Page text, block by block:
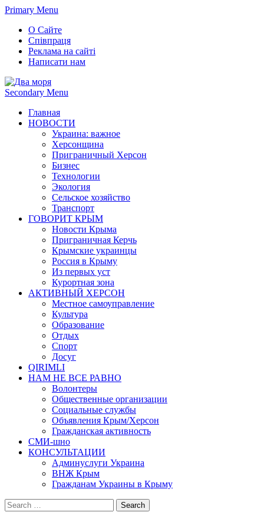
Primary Menu
О Сайте
Співпраця
Реклама на сайті
Написати нам
Secondary Menu
Главная
НОВОСТИ
Украина: важное
Херсонщина
Приграничный Херсон
Бизнес
Технологии
Экология
Сельское хозяйство
Транспорт
ГОВОРИТ КРЫМ
Новости Крыма
Приграничная Керчь
Крымские украинцы
Россия в Крыму
Из первых уст
Курортная зона
АКТИВНЫЙ ХЕРСОН
Местное самоуправление
Культура
Образование
Отдых
Спорт
Досуг
QIRIMLI
НАМ НЕ ВСЕ РАВНО
Волонтеры
Общественные организации
Социальные службы
Объявления Крым/Херсон
Гражданская активность
СМИ-шно
КОНСУЛЬТАЦИИ
Админуслуги Украина
ВНЖ Крым
Гражданам Украины в Крыму
Search